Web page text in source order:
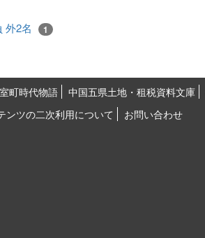
外2名 1
町時代物語 中国五県土地・租税資料文庫
ンツの二次利用について
お問い合わせ